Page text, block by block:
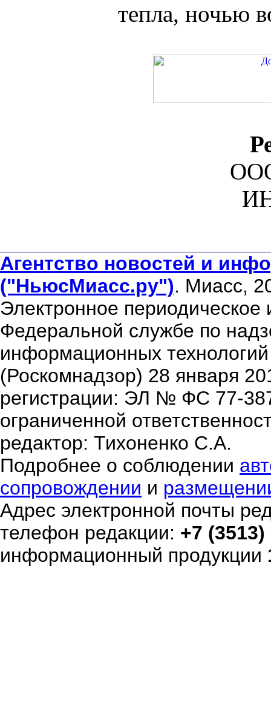
тепла, ночью
Агентство новостей и
("НьюсМиасс.ру"). Миасс,
Электронное периодическое
Федеральной службе по
информационных
(Роскомнадзор) 28 января
регистрации: ЭЛ № ФС 77-
ограниченной
редактор: Тихоненко С.А.
Подробнее о соблюдении
сопровождении и
Адрес электронной почты
телефон редакции: +7
информационный продукции